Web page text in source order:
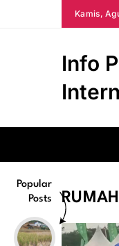
Kamis,
Info
Popular
Posts
RUMAH